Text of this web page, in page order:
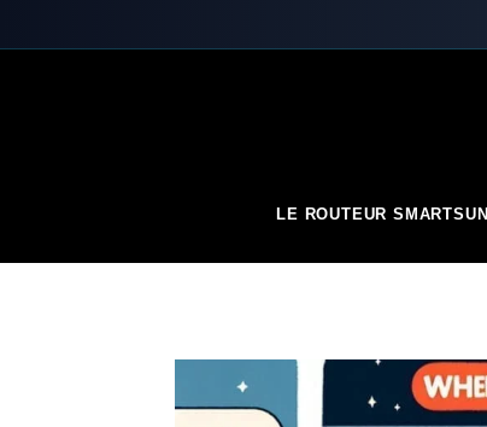
LE ROUTEUR SMARTSUN